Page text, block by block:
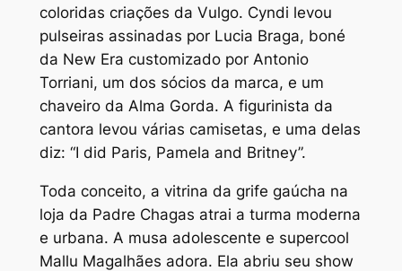
coloridas criações da Vulgo. Cyndi levou
pulseiras assinadas por Lucia Braga, boné
da New Era customizado por Antonio
Torriani, um dos sócios da marca, e um
chaveiro da Alma Gorda. A figurinista da
cantora levou várias camisetas, e uma delas
diz: “I did Paris, Pamela and Britney”.
Toda conceito, a vitrina da grife gaúcha na
loja da Padre Chagas atrai a turma moderna
e urbana. A musa adolescente e supercool
Mallu Magalhães adora. Ela abriu seu show